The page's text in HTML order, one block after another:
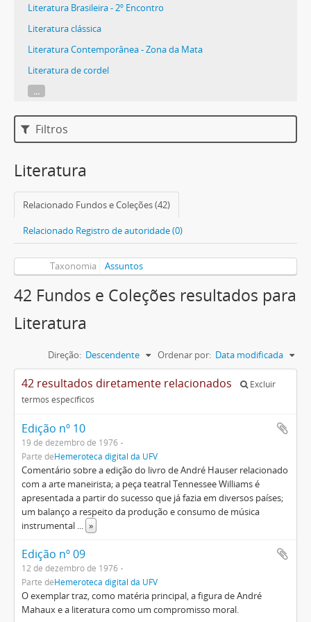
Literatura Brasileira - 2º Encontro
Literatura clássica
Literatura Contemporânea - Zona da Mata
Literatura de cordel
...
Filtros
Literatura
Relacionado Fundos e Coleções (42)
Relacionado Registro de autoridade (0)
Taxonomia Assuntos
42 Fundos e Coleções resultados para
Literatura
Ordenar por: Data modificada
Direção: Descendente
42 resultados diretamente relacionados
Excluir
termos específicos
Edição nº 10
19 de dezembro de 1976
Parte deHemeroteca digital da UFV
Comentário sobre a edição do livro de André Hauser relacionado
com a arte maneirista; a peça teatral Tennessee Williams é
apresentada a partir do sucesso que já fazia em diversos países;
um balanço a respeito da produção e consumo de música
instrumental ... »
Edição nº 09
12 de dezembro de 1976
Parte deHemeroteca digital da UFV
O exemplar traz, como matéria principal, a figura de André
Mahaux e a literatura como um compromisso moral.